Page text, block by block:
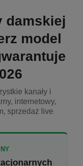
damskiej
model
kanały i
internetowy,
sprzedaż live